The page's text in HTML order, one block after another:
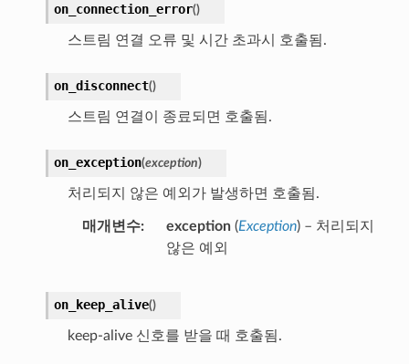
on_connection_error()
스트림 연결 오류 및 시간 초과시 호출됨.
on_disconnect()
스트림 연결이 종료되면 호출됨.
on_exception(exception)
처리되지 않은 예외가 발생하면 호출됨.
매개변수 exception(Exception) – 처리되지
않은 예외
on_keep_alive()
keep-alive 신호를 받을 때 호출됨.